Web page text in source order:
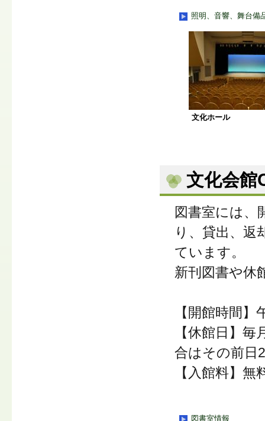
照明、音響、舞台備
文化ホール
文化会館
図書室には、
り、貸出、返
ています。
新刊図書や休
【開館時間
【休館日】
合はその前日
【入館料】無
図書室情報